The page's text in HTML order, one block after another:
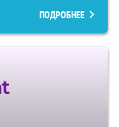
ПОДРОБНЕЕ